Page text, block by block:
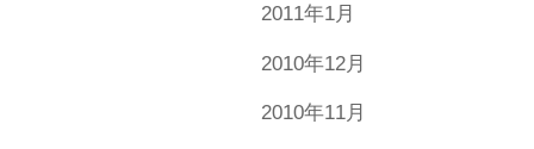
2011年1月
2010年12月
2010年11月